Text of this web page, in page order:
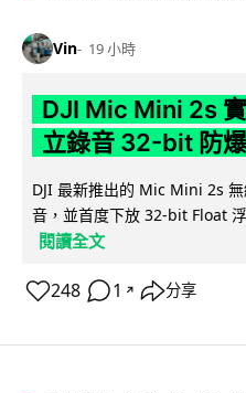
Vin 19 小時
DJI Mic Mini 2s
立錄音 32-bit 防
DJI 最新推出的 Mic Mini 2s
音，並首度下放 32-bit Float
閱讀全文
248 1 ↗ 分享